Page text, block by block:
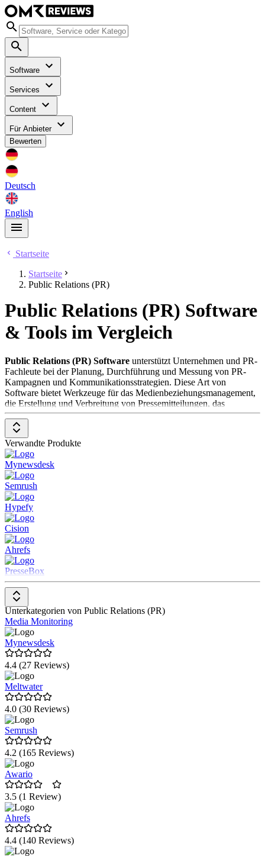
Software
Services
Content
Für Anbieter
Bewerten
Deutsch
English
Startseite
Startseite
Public Relations (PR)
Public Relations (PR) Software
& Tools im Vergleich
Public Relations (PR) Software unterstützt Unternehmen und PR-
Fachleute bei der Planung, Durchführung und Messung von PR-
Kampagnen und Kommunikationsstrategien. Diese Art von
Software bietet Werkzeuge für das Medienbeziehungsmanagement,
die Erstellung und Verbreitung von Pressemitteilungen, das
Monitoring von Medienberichten sowie die Analyse der
Medienpräsenz und Kampagnenerfolge. PR Software ist essentiell
für Marken, Agenturen und Organisationen jeder Größe, die ihre
Sichtbarkeit erhöhen, ihre Botschaften effektiv verbreiten und ihre
Beziehungen zu Journalisten und Meinungsbildnern stärken
möchten.
Um in der Kategorie
werden, sollte eine Lösung folgende Features und Eigenschaften
aufweisen:
Mediendatenbank und -beziehungen
Zugang zu umfangreichen Mediendatenbanken und
unterstützt das Management von Beziehungen zu Journalisten
und Influencern.
Erstellung und Verteilung von Inhalten
die Erstellung von Pressemitteilungen und anderen PR-
Markenerwähnungen und relevanten Themen in den Medien,
einschließlich sozialer Netzwerke.
Analyse und Reporting
Medienpräsenz, dem Einfluss von Kampagnen und dem ROI
von PR-Aktivitäten.
Krisenmanagement
auf potenzielle Krisensituationen durch Überwachung und
Kommunikationswerkzeuge.
Verwandte Produkte
Mynewsdesk
Semrush
Hypefy
Cision
Ahrefs
PresseBox
Unterkategorien von Public Relations (PR)
Media Monitoring
Mynewsdesk
4.4 (27 Reviews)
Meltwater
4.0 (30 Reviews)
Semrush
4.2 (165 Reviews)
Awario
3.5 (1 Review)
Ahrefs
4.4 (140 Reviews)